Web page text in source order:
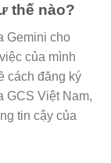
thế nào?
Gemini cho
của mình
cách đăng ký
GCS Việt Nam,
tin cậy của